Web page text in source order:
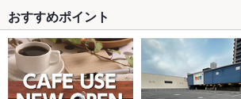
おすすめポイント